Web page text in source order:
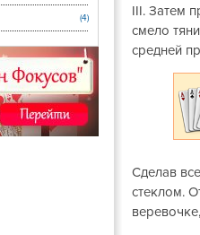
(4)
III. Затем
смело
средней
Сделав
стеклом.